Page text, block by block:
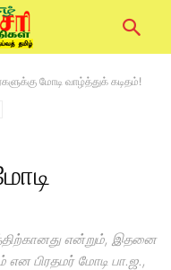
மோடி வாழ்த்துக் கடிதம்!
என்றும், இதனை
பிரதமர் மோடி பா.ஜ.,